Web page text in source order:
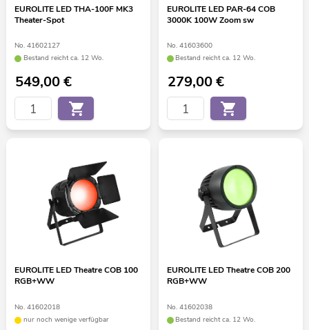
EUROLITE LED THA-100F MK3
Theater-Spot
No. 41602127
Bestand reicht ca. 12 Wo.
549,00€
EUROLITE LED PAR-64 COB
3000K 100W Zoom sw
No. 41603600
Bestand reicht ca. 12 Wo.
279,00€
EUROLITE LED Theatre COB 100
RGB+WW
No. 41602018
nur noch wenige verfügbar
EUROLITE LED Theatre COB 200
RGB+WW
No. 41602038
Bestand reicht ca. 12 Wo.